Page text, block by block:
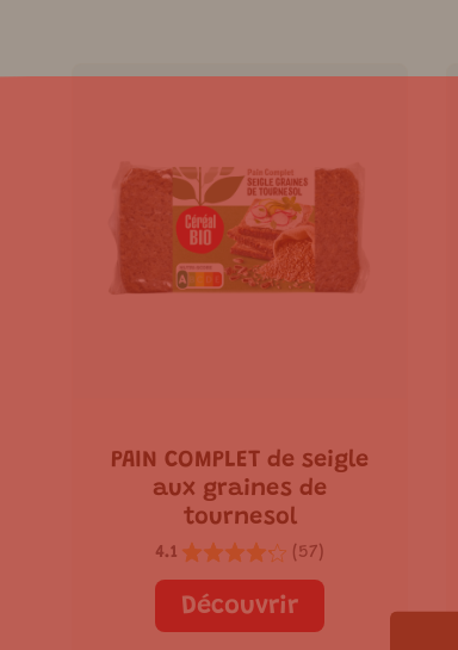
PAIN COMPLET de seigle
aux graines de
tournesol
4.1 ( 57 )
Découvrir